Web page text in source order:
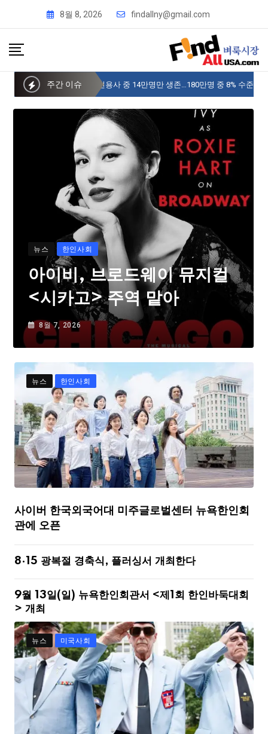
8월 8, 2026 findallny@gmail.com
주간 이슈 사이버 한국외국어대 미주글로벌센터 뉴욕
뉴스 한인사회
아이비, 브로드웨이 뮤지컬
<시카고> 주역 맡아
8월 7, 2026
뉴스 한인사회
사이버 한국외국어대 미주글로벌센터 뉴욕한인회
관에 오픈
8·15 광복절 경축식, 플러싱서 개최한다
9월 13일(일) 뉴욕한인회관서 <제1회 한인바둑대회
> 개최
뉴스 미국사회